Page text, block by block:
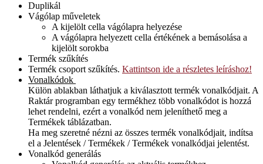
Duplikál
Vágólap műveletek
A kijelölt cella vágólapra helyezése
A vágólapra helyezett cella értékének a bemásolása a
kijelölt sorokba
Termék szűkítés
Termék csoport szűkítés. Kattintson ide a részletes leíráshoz!
Vonalkódok
Külön ablakban láthatjuk a kiválasztott termék vonalkódjait. A
Raktár programban egy termékhez több vonalkódot is hozzá
lehet rendelni, ezért a vonalkód nem jeleníthető meg a
Termékek táblázatban.
Ha meg szeretné nézni az összes termék vonalkódjait, indítsa
el a Jelentések / Termékek / Termékek vonalkódjai jelentést.
Vonalkód generálás